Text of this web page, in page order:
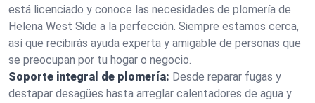
está licenciado y conoce las necesidades de plomería de
Helena West Side a la perfección. Siempre estamos cerca,
así que recibirás ayuda experta y amigable de personas que
se preocupan por tu hogar o negocio.
Soporte integral de plomería: Desde reparar fugas y
destapar desagües hasta arreglar calentadores de agua y